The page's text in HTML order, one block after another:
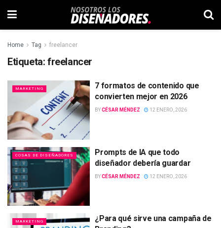
Home Tag freelancer
Etiqueta: freelancer
MARKETING
7 formatos de contenido que
convierten mejor en 2026
BYCÉSAR MÉNDEZ 12 ENERO, 2026
COSAS DE DISEÑADORES
Prompts de IA que todo
diseñador debería guardar
BYCÉSAR MÉNDEZ 12 ENERO, 2026
MARKETING
¿Para qué sirve una campaña de